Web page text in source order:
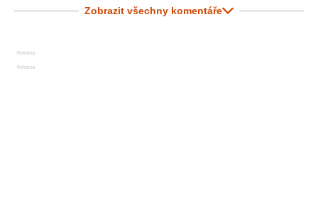
Zobrazit všechny komentáře
Reklama
Reklama